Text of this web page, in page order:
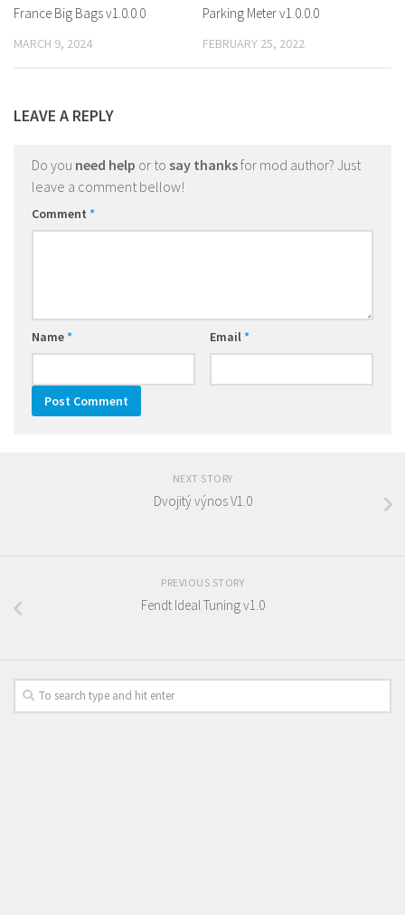
France Big Bags v1.0.0.0
MARCH 9, 2024
Parking Meter v1.0.0.0
FEBRUARY 25, 2022
LEAVE A REPLY
Do you need help or to say thanksfor mod author? Just
leave a comment bellow!
Comment *
Name* Email*
NEXT STORY
Dvojitý výnos V1.0
PREVIOUS STORY
Fendt Ideal Tuning v1.0